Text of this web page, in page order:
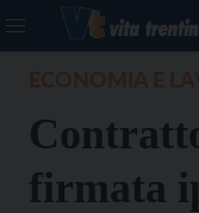
firmata